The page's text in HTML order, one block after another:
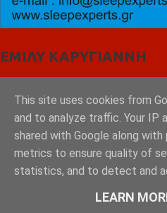
ΕΜΙΛΥ ΚΑΡΥΓΙΑΝΝΗ
This site uses cookies from
and to analyze traffic. Your IP
shared with Google along
metrics to ensure quality of
statistics, and to detect and
LEARN